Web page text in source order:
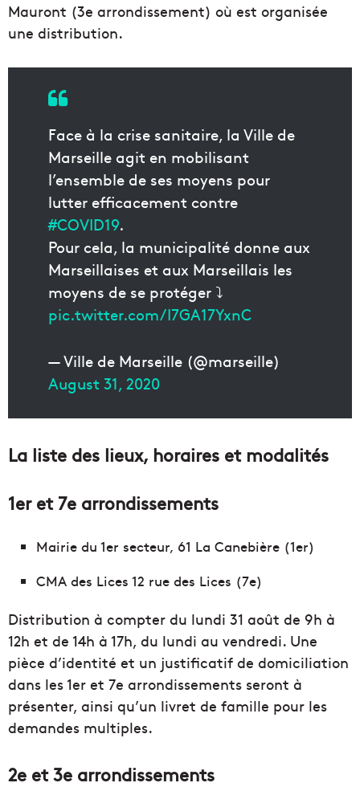
Mauront (3e arrondissement) où est organisée
une distribution.
Face à la crise sanitaire, la Ville de
Marseille agit en mobilisant
l’ensemble de ses moyens pour
lutter efficacement contre
#COVID19.
Pour cela, la municipalité donne aux
Marseillaises et aux Marseillais les
moyens de se protéger ⤵️
pic.twitter.com/I7GA17YxnC
— Ville de Marseille (@marseille)
August 31, 2020
La liste des lieux, horaires et modalités
1er et 7e arrondissements
Mairie du 1er secteur, 61 La Canebière (1er)
CMA des Lices 12 rue des Lices (7e)
Distribution à compter du lundi 31 août de 9h à
12h et de 14h à 17h, du lundi au vendredi. Une
pièce d’identité et un justificatif de domiciliation
dans les 1er et 7e arrondissements seront à
présenter, ainsi qu’un livret de famille pour les
demandes multiples.
2e et 3e arrondissements